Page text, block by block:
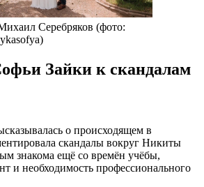
Серебряков (фото:
Зайки к скандалам
о происходящем в
скандалы вокруг Никиты
знакома ещё со времён учёбы,
и необходимость профессионального